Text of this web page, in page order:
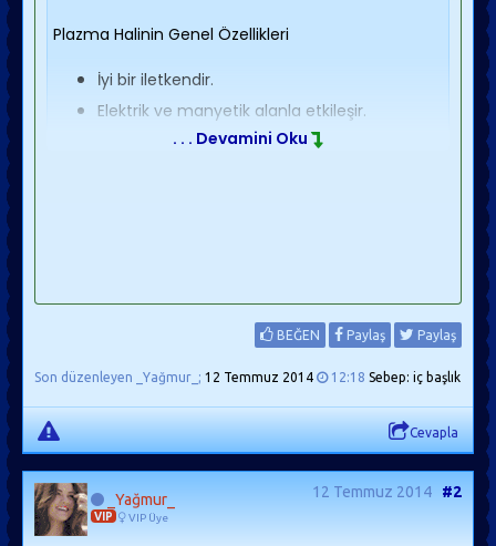
Plazma Halinin Genel Özellikleri
İyi bir iletkendir.
Elektrik ve manyetik alanla etkileşir.
Kimyasal reaksiyonları çok hızlıdır.
Uzayda Görülen Plazmalar:
yıldızlar arası ortam
Dünyada Görülen Plazmalar:
Şimşek
. . . Devamini Oku
BEĞEN Paylaş Paylaş
Son düzenleyen _Yağmur_; 12 Temmuz 2014 12:18 Sebep: iç başlık
Cevapla
_Yağmur_
VIP VIP Üye
12 Temmuz 2014 #2